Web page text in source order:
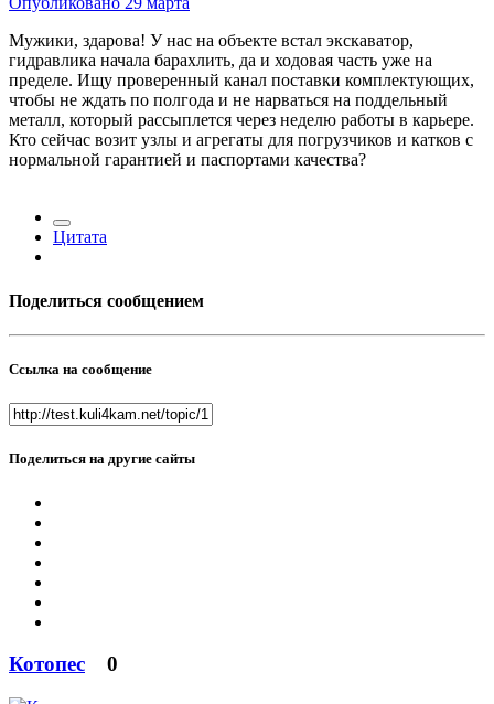
Мужики, здарова! У нас на объекте встал экскаватор,
гидравлика начала барахлить, да и ходовая часть уже на
пределе. Ищу проверенный канал поставки комплектующих,
чтобы не ждать по полгода и не нарваться на поддельный
металл, который рассыплется через неделю работы в карьере.
Кто сейчас возит узлы и агрегаты для погрузчиков и катков с
нормальной гарантией и паспортами качества?
Цитата
Поделиться сообщением
Ссылка на сообщение
Поделиться на другие сайты
Котопес 0